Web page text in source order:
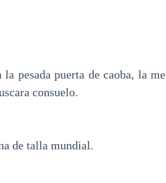
pesada puerta de caoba, la
consuelo.
de talla mundial.